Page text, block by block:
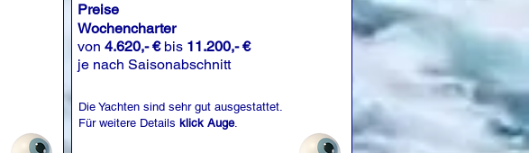
Preise
Wochencharter
von 4.620,- €bis 11.200,- €
je nach Saisonabschnitt
Die Yachten sind sehr gut ausgestattet.
Für weitere Details klick Auge.